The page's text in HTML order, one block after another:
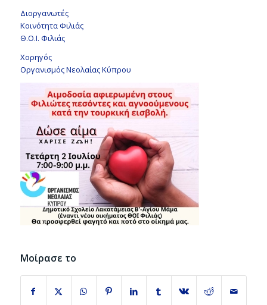
Διοργανωτές
Κοινότητα Φιλιάς
Θ.Ο.Ι. Φιλιάς
Χορηγός
Οργανισμός Νεολαίας Κύπρου
Μοίρασε το